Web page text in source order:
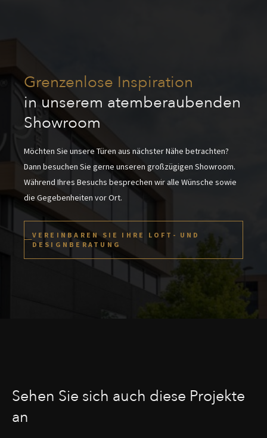
Grenzenlose Inspiration
in unserem atemberaubenden
Showroom
Möchten Sie unsere Türen aus nächster Nähe betrachten?
Dann besuchen Sie gerne unseren großzügigen Showroom.
Während Ihres Besuchs besprechen wir alle Wünsche sowie
die Gegebenheiten vor Ort.
VEREINBAREN SIE IHRE LOFT- UND
DESIGNBERATUNG
Sehen Sie sich auch diese Projekte
an